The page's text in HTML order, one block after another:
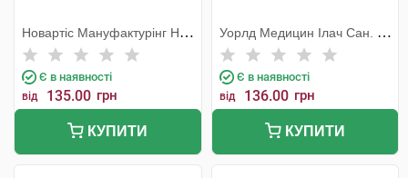
Новартіс Мануфактурінг НВ,
Бельгія
Є в наявності
від 135.00 грн
КУПИТИ
Уорлд Медицин Ілач Сан. Ве
Тідж
Є в наявності
від 136.00 грн
КУПИТИ